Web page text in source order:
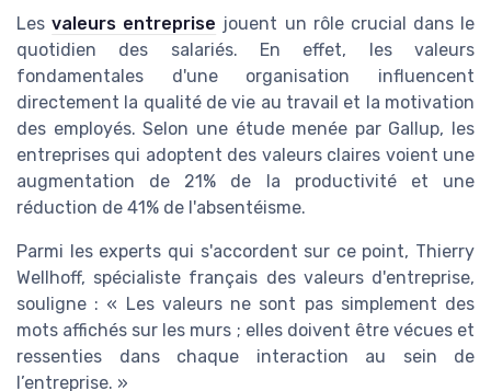
Lesvaleurs entreprise jouent un rôle crucial dans le
quotidien des salariés. En effet, les valeurs
fondamentales d'une organisation influencent
directement la qualité de vie au travail et la motivation
des employés. Selon une étude menée par Gallup, les
entreprises qui adoptent des valeurs claires voient une
augmentation de 21% de la productivité et une
réduction de 41% de l'absentéisme.
Parmi les experts qui s'accordent sur ce point, Thierry
Wellhoff, spécialiste français des valeurs d'entreprise,
souligne : « Les valeurs ne sont pas simplement des
mots affichés sur les murs ; elles doivent être vécues et
ressenties dans chaque interaction au sein de
l’entreprise. »